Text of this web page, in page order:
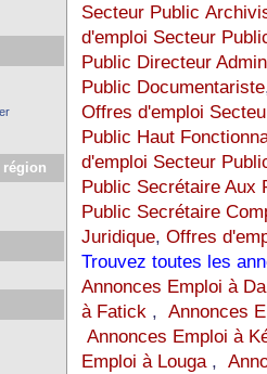
région
Secteur Public
d'emploi Secteur
Public Directeur
Public Documentariste
Offres d'emploi
Public Haut
d'emploi Secteur
Public Secrétaire Aux
Public Secrétaire
Juridique, Offres
Trouvez toutes les
Annonces Emploi à
à Fatick, Annonces
Annonces Emploi à
Emploi à Louga,